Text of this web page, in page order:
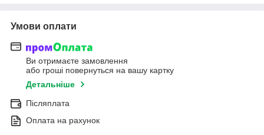
Умови оплати
Ви отримаєте замовлення
або гроші повернуться на вашу картку
Детальніше
Післяплата
Оплата на рахунок